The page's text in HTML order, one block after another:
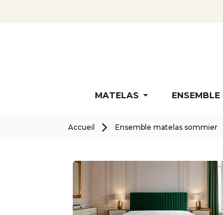
MATELAS ENSEMBLE
Accueil Ensemble matelas sommier